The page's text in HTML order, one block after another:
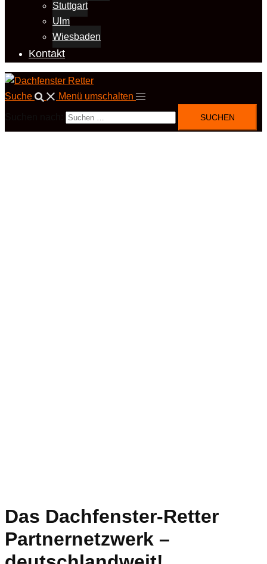
Stuttgart
Ulm
Wiesbaden
Kontakt
Suche Menü umschalten
Das Dachfenster-Retter
Partnernetzwerk –